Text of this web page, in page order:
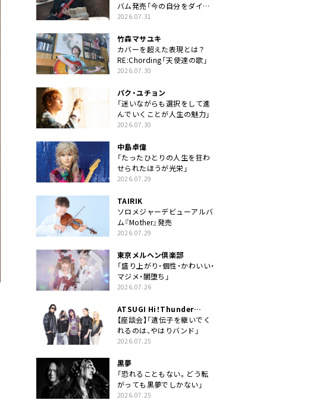
バム発売「今の自分をダイレ
クトに」
2026.07.31
竹森マサユキ
カバーを超えた表現とは？
RE:Chording「天使達の歌」
2026.07.30
パク・ユチョン
「迷いながらも選択をして進
んでいくことが人生の魅力」
2026.07.30
中島卓偉
「たったひとりの人生を狂わ
せられたほうが光栄」
2026.07.29
TAIRIK
ソロメジャーデビューアルバ
ム『Mother』発売
2026.07.29
東京メルヘン倶楽部
「盛り上がり・個性・かわいい・
マジメ・闇堕ち」
2026.07.26
ATSUGI Hi！Thunder
Rock Festival
【座談会】「遺伝子を継いでく
れるのは、やはりバンド」
2026.07.25
黒夢
「恐れることもない。どう転
がっても黒夢でしかない」
2026.07.25